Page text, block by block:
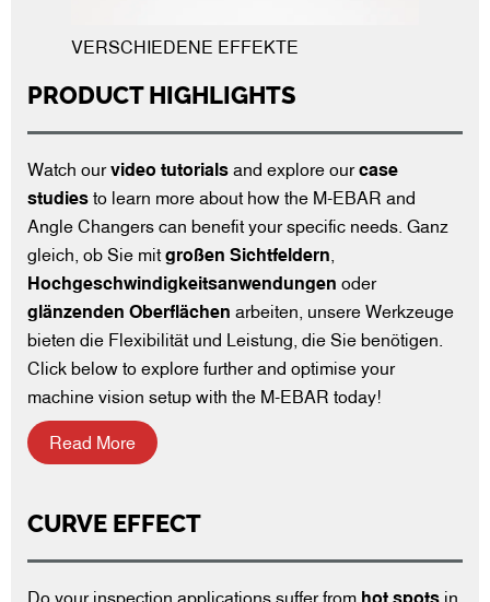
VERSCHIEDENE EFFEKTE
PRODUCT HIGHLIGHTS
Watch ourvideo tutorials and explore ourcase
studies to learn more about how the M-EBAR and
Angle Changers can benefit your specific needs. Ganz
gleich, ob Sie mit großen Sichtfeldern
Hochgeschwindigkeitsanwendungen oder
glänzenden Oberflächen arbeiten, unsere Werkzeuge
bieten die Flexibilität und Leistung, die Sie benötigen.
Click below to explore further and optimise your
machine vision setup with the M-EBAR today!
Read More
CURVE EFFECT
Do your inspection applications suffer from hot spots in